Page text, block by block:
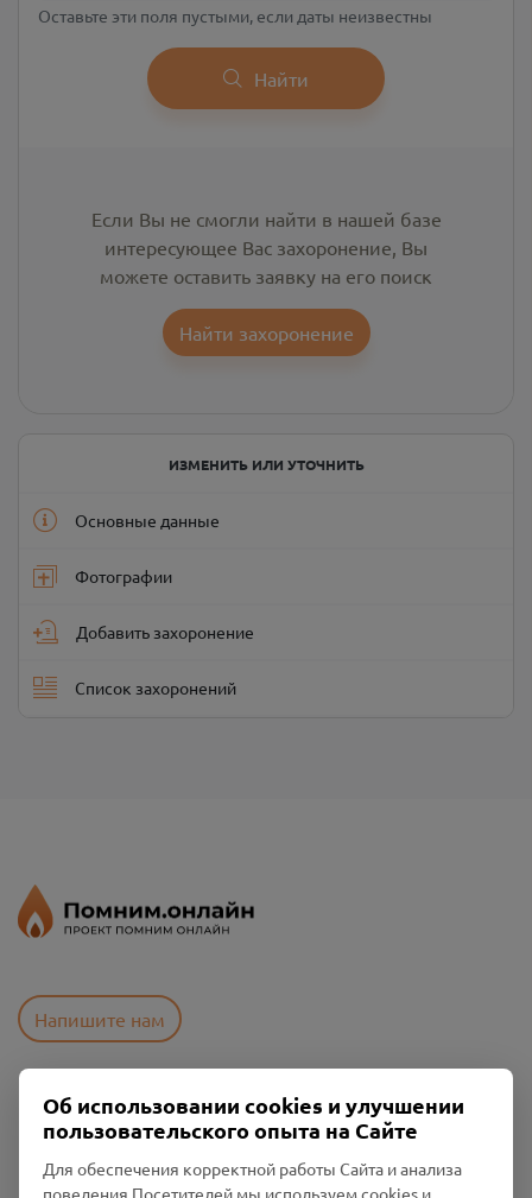
Оставьте эти поля пустыми, если даты неизвестны
Найти
Если Вы не смогли найти в нашей базе
интересующее Вас захоронение, Вы
можете оставить заявку на его поиск
Найти захоронение
ИЗМЕНИТЬ ИЛИ УТОЧНИТЬ
Основные данные
Фотографии
Добавить захоронение
Список захоронений
Напишите нам
Пользовательское соглашение
Политика конфиденциальности
Промо-материалы
Об использовании cookies и улучшении
пользовательского опыта на Сайте
Для обеспечения корректной работы Сайта и анализа